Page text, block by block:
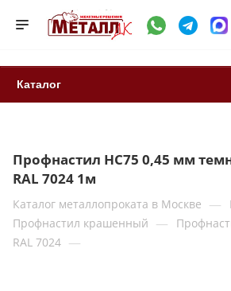
Каталог
Профнастил НС75 0,45 мм
RAL 7024 1м
Каталог металлопроката в Москве —
Профнастил крашенный —
RAL 7024 —